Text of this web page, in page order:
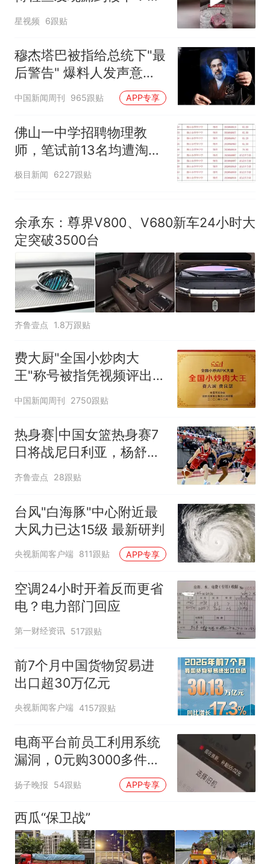
因老师一句“跟我回家”改写了
风口未延伸到外墙
星视频 6跟贴
穆杰塔巴被指给总统下"最
后警告" 爆料人发声意味
深长
中国新闻周刊 965跟贴 APP专享
佛山一中学招聘物理教
师，笔试前13名均遭淘
汰？教育局：已叫停招
极目新闻 6227跟贴
余承东：尊界V800、V680新车24小时大
定突破3500台
齐鲁壹点 1.8万跟贴
费大厨"全国小炒肉大
王"称号被指凭视频评出
官方回应
中国新闻周刊 2750跟贴
热身赛|中国女篮热身赛7
日将战尼日利亚，杨舒予
有望出战
齐鲁壹点 28跟贴
台风"白海豚"中心附近最
大风力已达15级 最新研判
央视新闻客户端 811跟贴 APP专享
空调24小时开着反而更省
电？电力部门回应
第一财经资讯 517跟贴
前7个月中国货物贸易进
出口超30万亿元
央视新闻客户端 4157跟贴
电商平台前员工利用系统
漏洞，0元购3000多件家
扬子晚报 54跟贴 APP专享
西瓜“保卫战”